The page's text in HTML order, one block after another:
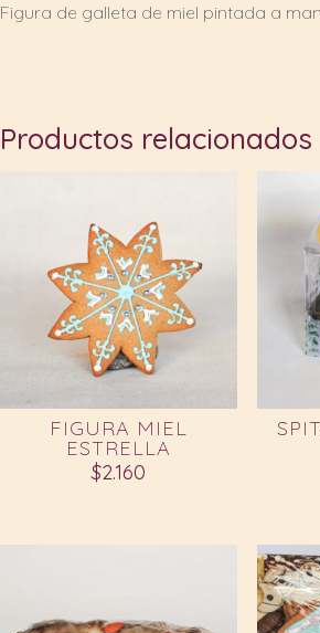
Figura de galleta de miel pintada a
Productos relacionados
FIGURA MIEL
ESTRELLA
$2.160